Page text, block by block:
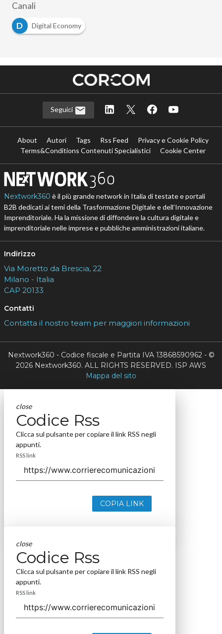
Canali
D
Digital Economy
Seguici
About Autori Tags Rss Feed
Privacy e Cookie Policy
Terms&Conditions Contenuti Specialistici
Cookie Center
Nextwork360 è il più grande network in Italia di testate e portali
B2B dedicati ai temi della Trasformazione Digitale e dell’Innovazione
Imprenditoriale. Ha la missione di diffondere la cultura digitale e
imprenditoriale nelle imprese e pubbliche amministrazioni italiane.
Indirizzo
Via Moretto da Brescia, 22
Milano - Italia
CAP 20133
Contatti
Contatta il nostro team per maggiori informazioni
Nextwork360 - Codice fiscale e Partita IVA 13868590962 - ©
2026 Nextwork360. ALL RIGHTS RESERVED. ISP AWS
Mappa del sito
close
Codice Rss
Clicca sul pulsante per copiare il link RSS negli
appunti.
RSS link
COPIA LINK
close
Codice Rss
Clicca sul pulsante per copiare il link RSS negli
appunti.
RSS link